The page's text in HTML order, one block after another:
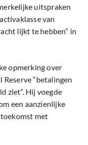
uitspraken
van
lijkt te hebben” in
opmerking over
Reserve “betalingen
ziet”. Hij voegde
een aanzienlijke
met